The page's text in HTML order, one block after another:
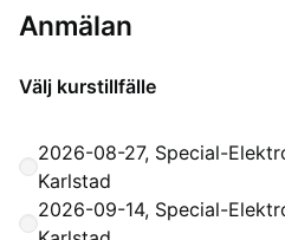
Anmälan
Välj kurstillfälle
2026-08-27, Special-
Karlstad
2026-09-14, Special-